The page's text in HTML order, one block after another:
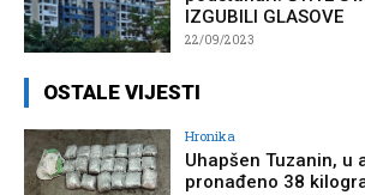
IZGUBILI GLASOVE
22/09/2023
OSTALE VIJESTI
Hronika
Uhapšen Tuzanin, u
pronađeno 38